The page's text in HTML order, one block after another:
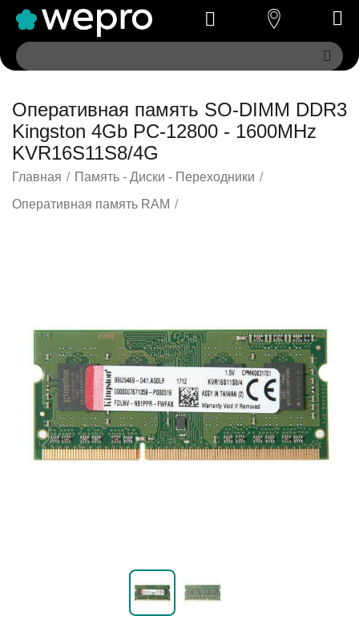
Оперативная память SO-DIMM DDR3
Kingston 4Gb PC-12800 - 1600MHz
KVR16S11S8/4G
Главная / Память - Диски - Переходники /
Оперативная память RAM /